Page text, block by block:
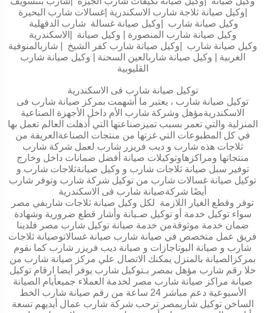
غسالات شارب البحيرة| وكيل صيانة ثلاجة شارب الاسكندرية
وكيل صيانة غسالة شارب الدقهلية
وكيل صيانة شارب
الاسكندرية
وكيل صيانة شارب المنصورة | وكيل صيانة
شاربالمنوفية
وكيل صيانة شارب كفر الشيخ
وكيل صيانة شارب
الغربية | وكيل صيانة شاربالعين السحنة | وكيل صيانة شارب
القليوبية
توكيل صيانة شارب فى الاسكندرية
توكيل صيانة شارب ، يعتبر ما أشهمت بمركز صيانة شارب فى
الاسكندريةمؤهل وشركة شارب الأم داخل الأجهزة الصناعية
المنزلية والتي تعمر بسبب تميزصناعتها التي أذهلت العالم تعمل بها
في كل المطبوعات التي غزتها من منتجات الصناعةالعريقة من
ثلاجات هذه شارب و ديب فريزر شارب لعمل شركة شارب
منتجاتها ومراكزهاوتوكيلات صيانة أفضل ضمانات داخل وخارج
توفير سبل صيانة ثلاجات شارب و وكيل صيانةثلاجات شارب و
توكيل صيانة غسالات شارب من توكيل شركة شارب وتوفر شارب
أيضًا شركةصيانة شارب فى الاسكندرية
توفر وقطع الغيار اللازمة لكل وكيل صيانة ثلاجات شاربفي مصر
سواء توكيل خدمة أو توكيل صـيانة وأشار قطع ضرورية وشهادة
ضمان خدمة موثوقةمن خدمة صيانة توكيل شارب مصر فلدينا
فريق عمل متخصص في صيانة شارب صيانة غسالاتوصيانة ثلاجات
شارب و صيانة البوتاجازات و صيانة ديب فريزر شارب كما نقوم
بمركزالصيانة بالمنزل يمكنك الاتصال علي مركز صيانة شارب من
خلا رقم شارب مؤهل بمصر بـتوكيل شارب يوفر أيضا ارقام توكيل
صيانة مراكز صيانة شارب مصر لخدمة العملاء جميعأيام الصيانة
الأسبوعية دعم مباشر 24 ساعة من رقم صيانة شارب الخط
الساخن توكيل شاربمصر ترحب شركة شارب عمال أيديهم تسعة